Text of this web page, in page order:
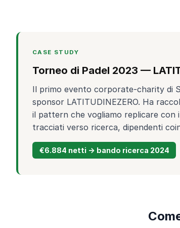
CASE STUDY
Torneo di Padel 2023 —
Il primo evento corporate-charity di
sponsor LATITUDINEZERO. Ha
il pattern che vogliamo replicare
tracciati verso ricerca, dipendenti
€6.884 netti → bando ricerca 2024